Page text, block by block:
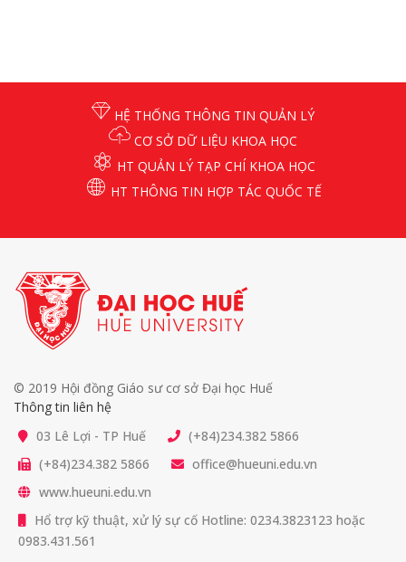
HỆ THỐNG THÔNG TIN QUẢN LÝ
CƠ SỞ DỮ LIỆU KHOA HỌC
HT QUẢN LÝ TẠP CHÍ KHOA HỌC
HT THÔNG TIN HỢP TÁC QUỐC TẾ
© 2019 Hội đồng Giáo sư cơ sở Đại học Huế
Thông tin liên hệ
03 Lê Lợi - TP Huế
(+84)234.382 5866
(+84)234.382 5866
office@hueuni.edu.vn
www.hueuni.edu.vn
Hổ trợ kỹ thuật, xử lý sự cố Hotline: 0234.3823123 hoặc
0983.431.561